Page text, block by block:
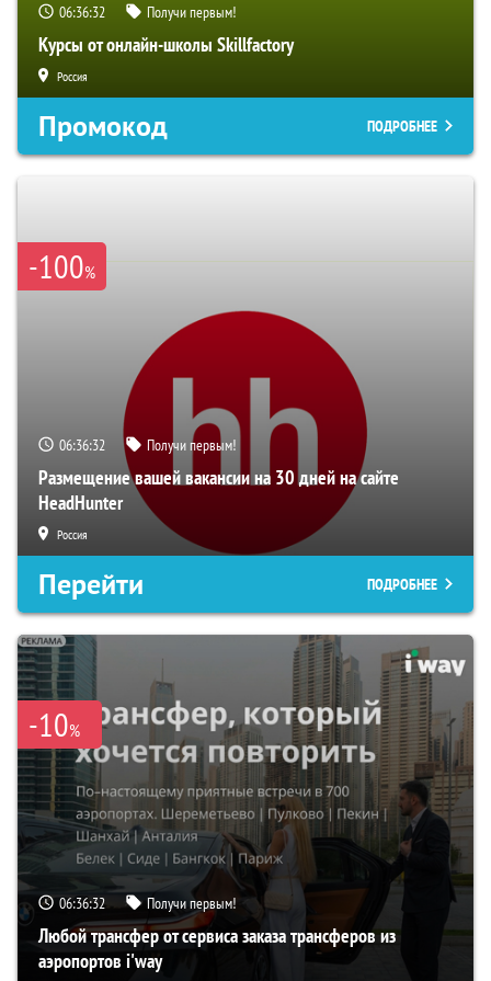
06:36:31 Получи первым!
Курсы от онлайн-школы Skillfactory
Россия
Промокод ПОДРОБНЕЕ
-100%
06:36:31 Получи первым!
Размещение вашей вакансии на 30 дней на сайте
HeadHunter
Россия
Перейти ПОДРОБНЕЕ
-10%
06:36:31 Получи первым!
Любой трансфер от сервиса заказа трансферов из
аэропортов i'way